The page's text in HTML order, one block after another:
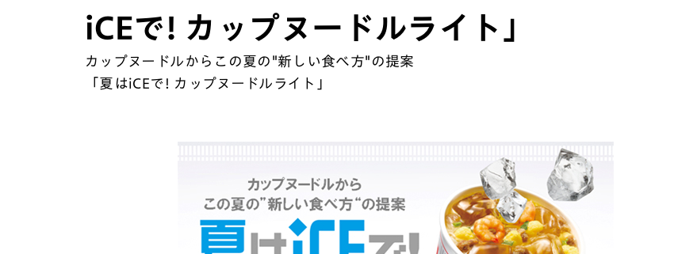
iCEで! カップヌードルライト」
カップヌードルからこの夏の"新しい食べ方"の提案
「夏はiCEで! カップヌードルライト」